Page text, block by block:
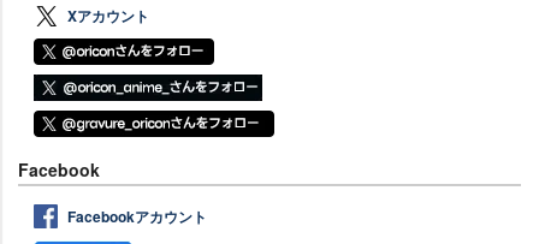
Xアカウント
Facebook
Facebookアカウント